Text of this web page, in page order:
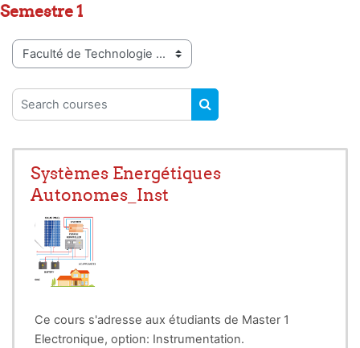
Semestre 1
Course categories
Search courses
SEARCH COURSES
Systèmes Energétiques
Autonomes_Inst
Ce cours s'adresse aux étudiants de Master 1
Electronique, option: Instrumentation.